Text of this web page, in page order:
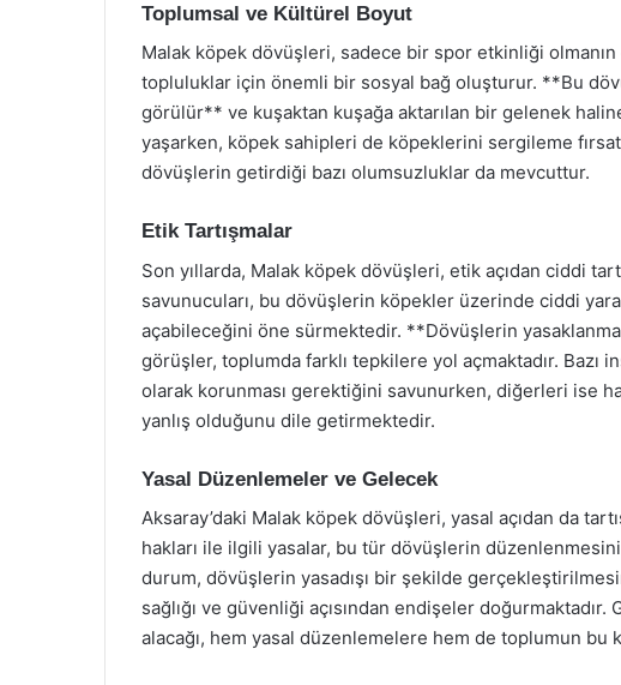
Toplumsal ve Kültürel Boyut
Malak köpek dövüşleri, sadece bir spor etkinliği
topluluklar için önemli bir sosyal bağ oluşturur. **Bu
görülür** ve kuşaktan kuşağa aktarılan bir gelenek
yaşarken, köpek sahipleri de köpeklerini sergileme
dövüşlerin getirdiği bazı olumsuzluklar da mevcuttur.
Etik Tartışmalar
Son yıllarda, Malak köpek dövüşleri, etik açıdan ciddi
savunucuları, bu dövüşlerin köpekler üzerinde ciddi
açabileceğini öne sürmektedir. **Dövüşlerin
görüşler, toplumda farklı tepkilere yol açmaktadır.
olarak korunması gerektiğini savunurken, diğerleri ise
yanlış olduğunu dile getirmektedir.
Yasal Düzenlemeler ve Gelecek
Aksaray’daki Malak köpek dövüşleri, yasal açıdan da
hakları ile ilgili yasalar, bu tür dövüşlerin düzenlenmesini
durum, dövüşlerin yasadışı bir şekilde
sağlığı ve güvenliği açısından endişeler
alacağı, hem yasal düzenlemelere hem de toplumun bu